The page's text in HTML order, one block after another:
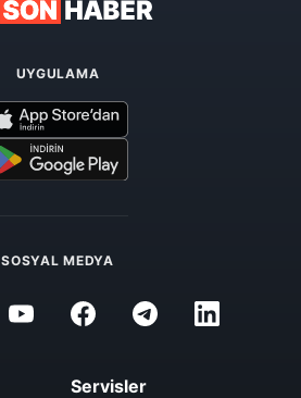
UYGULAMA
SOSYAL MEDYA
Servisler